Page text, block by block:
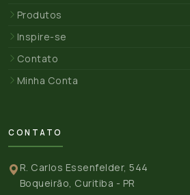
Produtos
Inspire-se
Contato
Minha Conta
CONTATO
R. Carlos Essenfelder, 544
Boqueirão, Curitiba - PR